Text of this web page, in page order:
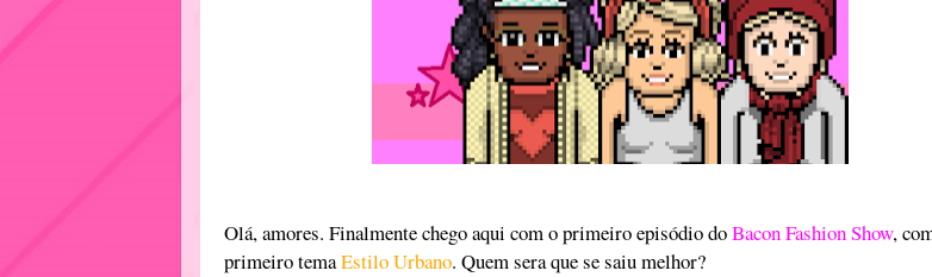
Olá, amores. Finalmente chego aqui com o primeiro episódio doBacon Fashion Show,
primeiro temaEstilo Urbano. Quem sera que se saiu melhor?